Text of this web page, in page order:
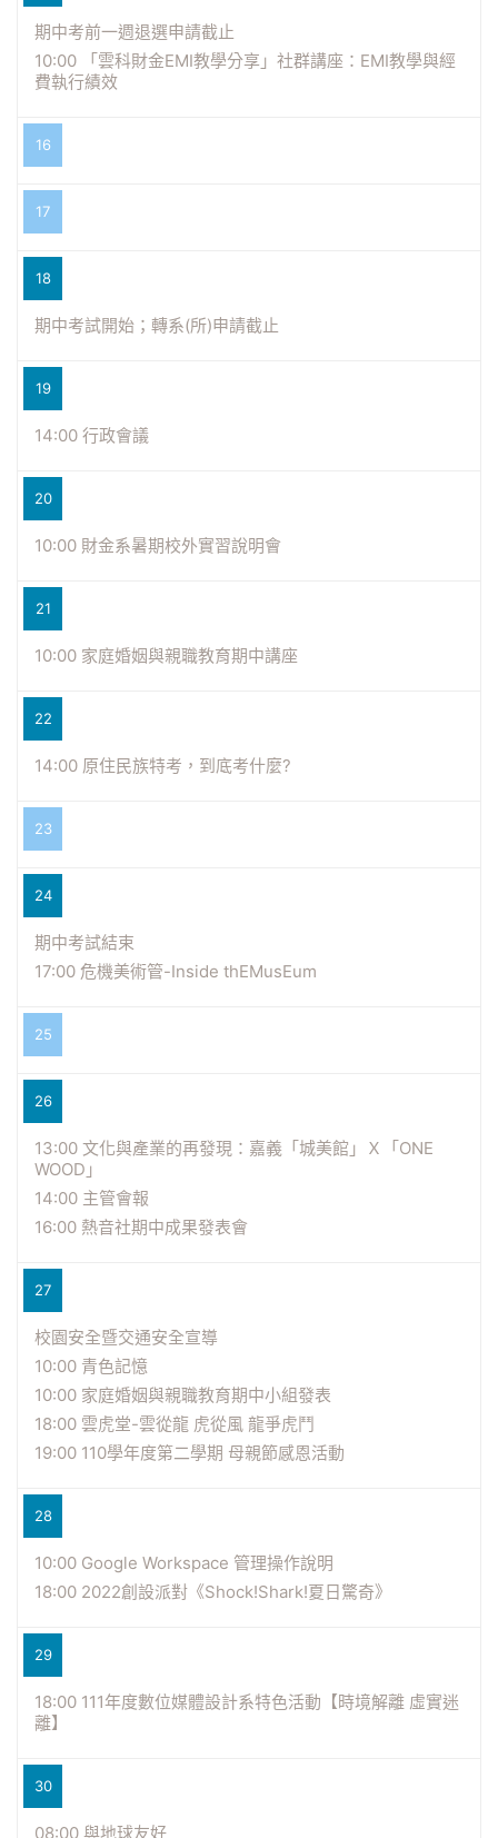
期中考前一週退選申請截止
10:00 「雲科財金EMI教學分享」社群講座：EMI教學與經
費執行績效
16
17
18
期中考試開始；轉系(所)申請截止
19
14:00 行政會議
20
10:00 財金系暑期校外實習說明會
21
10:00 家庭婚姻與親職教育期中講座
22
14:00 原住民族特考，到底考什麼?
23
24
期中考試結束
17:00 危機美術管-Inside thEMusEum
25
26
13:00 文化與產業的再發現：嘉義「城美館」Ｘ「ONE
WOOD」
14:00 主管會報
16:00 熱音社期中成果發表會
27
校園安全暨交通安全宣導
10:00 青色記憶
10:00 家庭婚姻與親職教育期中小組發表
18:00 雲虎堂-雲從龍 虎從風 龍爭虎鬥
19:00 110學年度第二學期 母親節感恩活動
28
10:00 Google Workspace 管理操作說明
18:00 2022創設派對《Shock!Shark!夏日驚奇》
29
18:00 111年度數位媒體設計系特色活動【時境解離 虛實迷
離】
30
08:00 與地球友好